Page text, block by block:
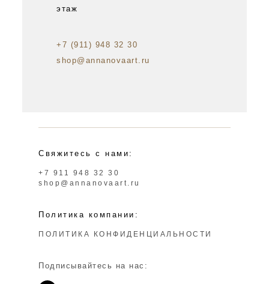
этаж
+7 (911) 948 32 30
shop@annanovaart.ru
Политика компании:
Свяжитесь с нами:
+7 911 948 32 30
shop@annanovaart.ru
Подписывайтесь на нас:
ПОЛИТИКА КОНФИДЕНЦИАЛЬНОСТИ